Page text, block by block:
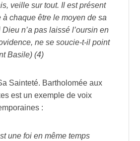
veille sur tout. Il est présent
à chaque être le moyen de sa
n’a pas laissé l’oursin en
ne se soucie-t-il point
Basile) (4)
Sainteté. Bartholomée aux
est un exemple de voix
:
une foi en même temps